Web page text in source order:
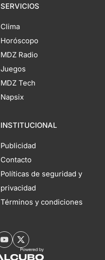
SERVICIOS
Clima
Horóscopo
MDZ Radio
Juegos
MDZ Tech
Napsix
INSTITUCIONAL
Publicidad
Contacto
Políticas de seguridad y
privacidad
Términos y condiciones